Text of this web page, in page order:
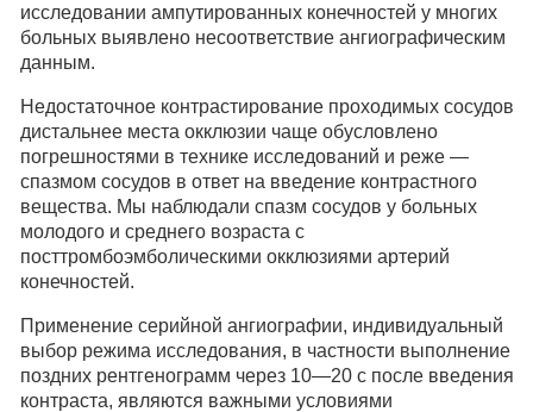
исследовании ампутированных конечностей у многих
больных выявлено несоответствие ангиографическим
данным.
Недостаточное контрастирование проходимых сосудов
дистальнее места окклюзии чаще обусловлено
погрешностями в технике исследований и реже —
спазмом сосудов в ответ на введение контрастного
вещества. Мы наблюдали спазм сосудов у больных
молодого и среднего возраста с
посттромбоэмболическими окклюзиями артерий
конечностей.
Применение серийной ангиографии, индивидуальный
выбор режима исследования, в частности выполнение
поздних рентгенограмм через 10—20 с после введения
контраста, являются важными условиями